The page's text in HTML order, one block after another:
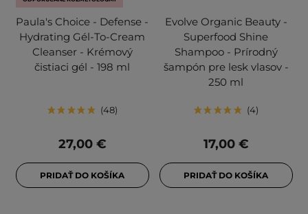
Paula's Choice - Defense -
Hydrating Gél-To-Cream
Cleanser - Krémový
čistiaci gél - 198 ml
48
27,00 €
PRIDAŤ DO KOŠÍKA
Evolve Organic Beauty -
Superfood Shine
Shampoo - Prírodný
šampón pre lesk vlasov -
250 ml
4
17,00 €
PRIDAŤ DO KOŠÍKA